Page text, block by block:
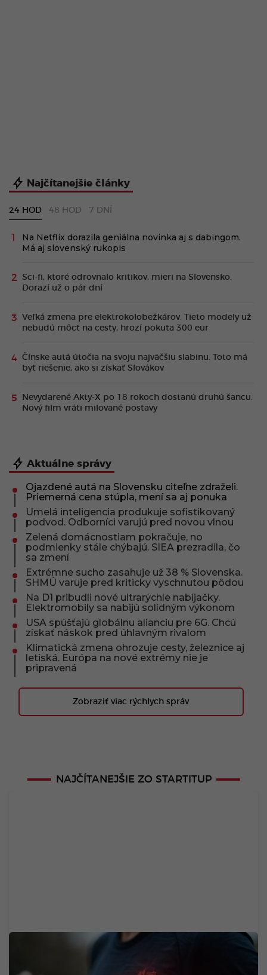
Najčítanejšie články
24 HOD 48 HOD 7 DNÍ
Na Netflix dorazila geniálna novinka aj s dabingom.
Má aj slovenský rukopis
Sci-fi, ktoré odrovnalo kritikov, mieri na Slovensko.
Dorazí už o pár dní
Veľká zmena pre elektrokolobežkárov. Tieto modely už
nebudú môcť na cesty, hrozí pokuta 300 eur
Čínske autá útočia na svoju najväčšiu slabinu. Toto má
byť riešenie, ako si získať Slovákov
Nevydarené Akty-X po 18 rokoch dostanú druhú šancu.
Nový film vráti milované postavy
Aktuálne správy
Ojazdené autá na Slovensku citeľne zdraželi.
Priemerná cena stúpla, mení sa aj ponuka
Umelá inteligencia produkuje sofistikovaný
podvod. Odborníci varujú pred novou vlnou
Zelená domácnostiam pokračuje, no
podmienky stále chýbajú. SIEA prezradila, čo
sa zmení
Extrémne sucho zasahuje už 38 % Slovenska.
SHMÚ varuje pred kriticky vyschnutou pôdou
Na D1 pribudli nové ultrarýchle nabíjačky.
Elektromobily sa nabijú solídným výkonom
USA spúšťajú globálnu alianciu pre 6G. Chcú
získať náskok pred úhlavným rivalom
Klimatická zmena ohrozuje cesty, železnice aj
letiská. Európa na nové extrémy nie je
pripravená
Zobraziť viac rýchlych správ
NAJČÍTANEJŠIE ZO STARTITUP
Expertky odporúčajú 1/3 šálky jednej potraviny